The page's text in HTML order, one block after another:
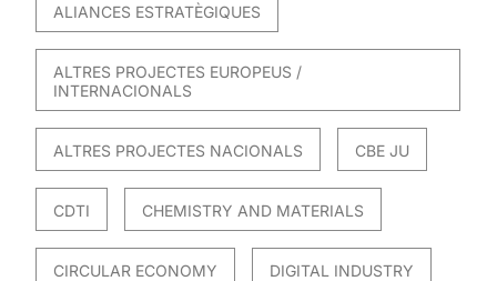
ALIANCES ESTRATÈGIQUES
ALTRES PROJECTES EUROPEUS /
INTERNACIONALS
ALTRES PROJECTES NACIONALS CBE JU
CDTI CHEMISTRY AND MATERIALS
CIRCULAR ECONOMY DIGITAL INDUSTRY